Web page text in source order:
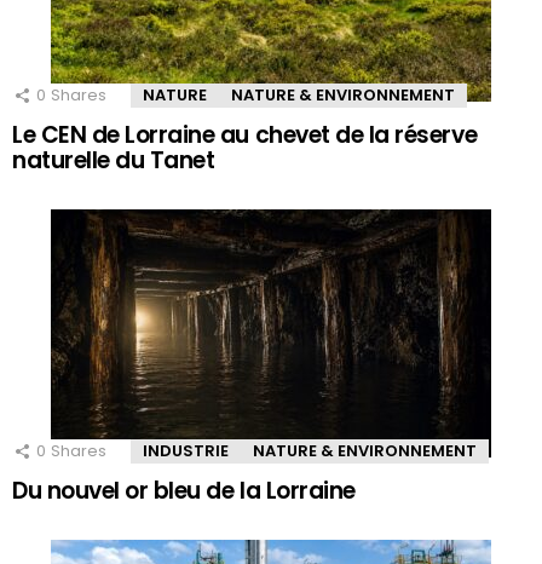
0 Shares NATURE NATURE & ENVIRONNEMENT
Le CEN de Lorraine au chevet de la réserve
naturelle du Tanet
0 Shares INDUSTRIE NATURE & ENVIRONNEMENT
Du nouvel or bleu de la Lorraine